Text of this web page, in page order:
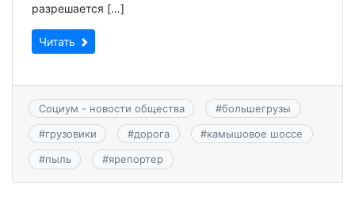
разрешается […]
Читать
Социум - новости общества #большегрузы
#грузовики #дорога #камышовое шоссе
#пыль #ярепортер